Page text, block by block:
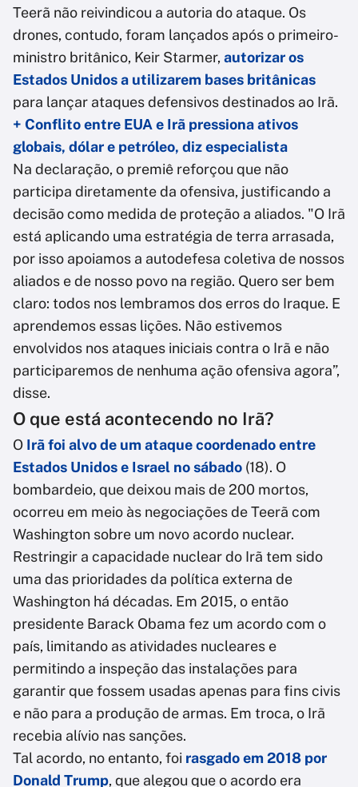
Teerã não reivindicou a autoria do ataque. Os
drones, contudo, foram lançados após o primeiro-
ministro britânico, Keir Starmer, autorizar os
Estados Unidos a utilizarem bases britânicas
para lançar ataques defensivos destinados ao Irã.
+ Conflito entre EUA e Irã pressiona ativos
globais, dólar e petróleo, diz especialista
Na declaração, o premiê reforçou que não
participa diretamente da ofensiva, justificando a
decisão como medida de proteção a aliados. "O Irã
está aplicando uma estratégia de terra arrasada,
por isso apoiamos a autodefesa coletiva de nossos
aliados e de nosso povo na região. Quero ser bem
claro: todos nos lembramos dos erros do Iraque. E
aprendemos essas lições. Não estivemos
envolvidos nos ataques iniciais contra o Irã e não
participaremos de nenhuma ação ofensiva agora”,
disse.
O que está acontecendo no Irã?
O Irã foi alvo de um ataque coordenado entre
Estados Unidos e Israel no sábado (18). O
bombardeio, que deixou mais de 200 mortos,
ocorreu em meio às negociações de Teerã com
Washington sobre um novo acordo nuclear.
Restringir a capacidade nuclear do Irã tem sido
uma das prioridades da política externa de
Washington há décadas. Em 2015, o então
presidente Barack Obama fez um acordo com o
país, limitando as atividades nucleares e
permitindo a inspeção das instalações para
garantir que fossem usadas apenas para fins civis
e não para a produção de armas. Em troca, o Irã
recebia alívio nas sanções.
Tal acordo, no entanto, foi rasgado em 2018 por
Donald Trump, que alegou que o acordo era